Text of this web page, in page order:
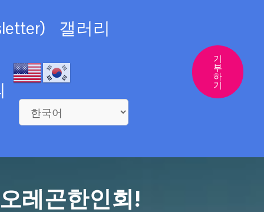
갤러리
기
부
하
기
레곤한인회!